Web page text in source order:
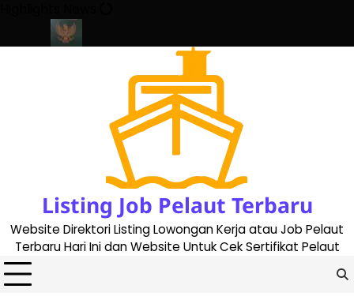
content
Listing Job Pelaut Terbaru
Website Direktori Listing Lowongan Kerja atau Job Pelaut
Terbaru Hari Ini dan Website Untuk Cek Sertifikat Pelaut